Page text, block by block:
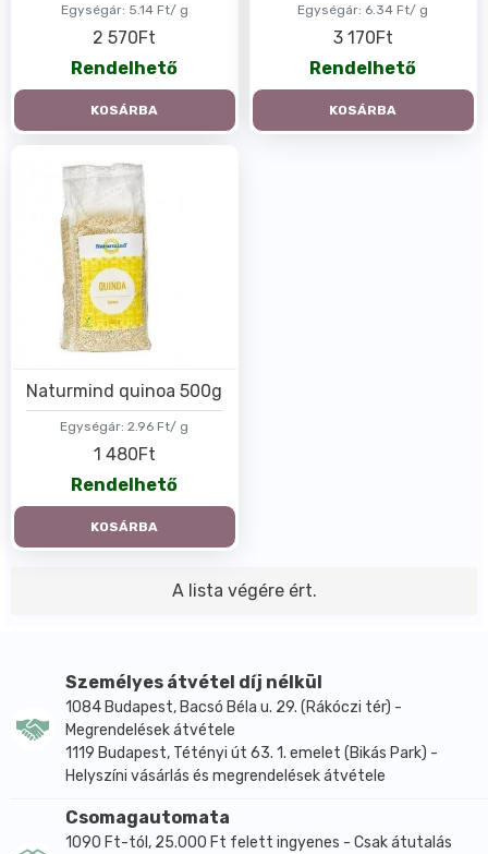
Egységár: 5.14 Ft/ g
2 570Ft
Rendelhető
KOSÁRBA
Egységár: 6.34 Ft/ g
3 170Ft
Rendelhető
KOSÁRBA
Egységár: 2.96 Ft/ g
Naturmind quinoa 500g
1 480Ft
Rendelhető
KOSÁRBA
A lista végére ért.
Személyes átvétel díj nélkül
1084 Budapest, Bacsó Béla u. 29. (Rákóczi tér) -
Megrendelések átvétele
1119 Budapest, Tétényi út 63. 1. emelet (Bikás Park) -
Helyszíni vásárlás és megrendelések átvétele
Csomagautomata
1090 Ft-tól, 25.000 Ft felett ingyenes - Csak átutalás